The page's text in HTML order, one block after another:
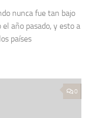
nunca fue tan bajo
año pasado, y esto a
países
0